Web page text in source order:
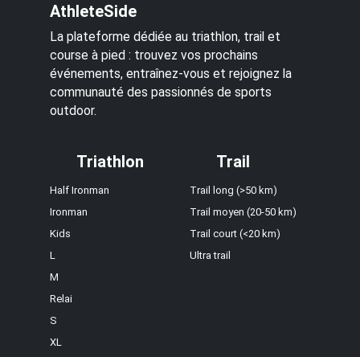
AthleteSide
La plateforme dédiée au triathlon, trail et
course à pied : trouvez vos prochains
événements, entraînez-vous et rejoignez la
communauté des passionnés de sports
outdoor.
Triathlon
Half Ironman
Ironman
Kids
L
M
Relai
S
XL
Trail
Trail long (>50 km)
Trail moyen (20-50 km)
Trail court (<20 km)
Ultra trail